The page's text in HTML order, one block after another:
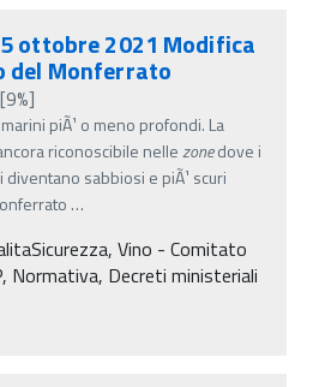
ottobre 2021 Modifica
del Monferrato
[9%]
piÃ¹ o meno profondi. La
riconoscibile nellezonedove i
sabbiosi e piÃ¹ scuri
…
Vino - Comitato
Normativa, Decreti ministeriali